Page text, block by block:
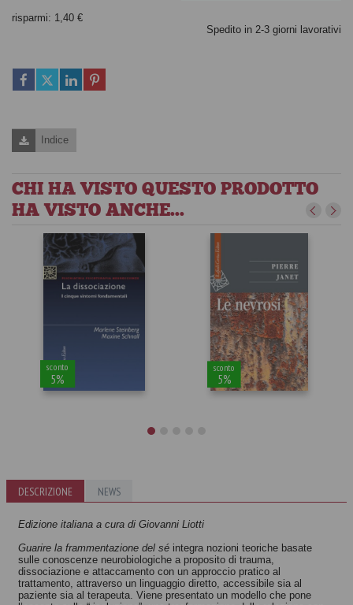
risparmi: 1,40 €
Spedito in 2-3 giorni lavorativi
Indice
CHI HA VISTO QUESTO PRODOTTO
HA VISTO ANCHE...
sconto
5%
La dissociazione
Autori vari
sconto
5%
Le nevrosi
DESCRIZIONE NEWS
Edizione italiana a cura di Giovanni Liotti
Guarire la frammentazione del sé integra nozioni teoriche basate
sulle conoscenze neurobiologiche a proposito di trauma,
dissociazione e attaccamento con un approccio pratico al
trattamento, attraverso un linguaggio diretto, accessibile sia al
paziente sia al terapeuta. Viene presentato un modello che pone